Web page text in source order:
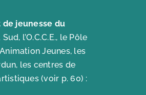
de jeunesse du
l’O.C.C.E., le Pôle
Jeunes, les
les centres de
(voir p. 60) :